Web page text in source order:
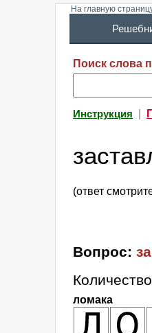
На главную
Поиск слова
Инструкция
(ответ
Вопрос:
ломака